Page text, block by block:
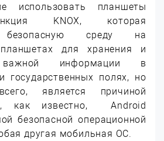
использовать планшеты
KNOX, которая
безопасную среду на
для хранения и
информации в
государственных полях, но
является причиной
как известно, Android
безопасной операционной
другая мобильная ОС.